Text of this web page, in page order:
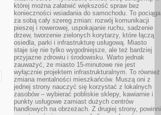
której można załatwić większość spraw bez
konieczności wsiadania do samochodu. To pociąga
za sobą cały szereg zmian: rozwój komunikacji
pieszej i rowerowej, uspokajanie ruchu, sadzenie
drzew, tworzenie zielonych korytarzy, które łączą
osiedla, parki i infrastrukturę usługową. Miasto
staje się nie tylko wygodniejsze, ale też bardziej
przyjazne zdrowiu i środowisku. Warto jednak
zauważyć, że miasto 15-minutowe nie jest
wyłącznie projektem infrastrukturalnym. To również
zmiana mentalności mieszkańców. Muszą oni z
jednej strony nauczyć się korzystać z lokalnych
zasobów – wybierać pobliskie sklepy, kawiarnie i
punkty usługowe zamiast dużych centrów
handlowych na obrzeżach. Z drugiej strony, powinni